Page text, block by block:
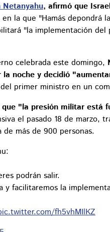
Netanyahu, afirmó que
en la que "Hamás depondrá
"la implementación del
celebrada este domingo,
noche y decidió
primer ministro en un
"la presión militar está
el pasado 18 de marzo,
de más de 900 personas.
podrán salir.
y facilitaremos la
fh5vhMIlKZ